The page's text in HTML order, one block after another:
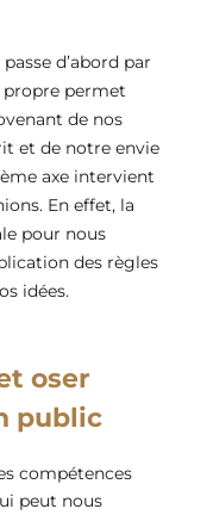
d’abord par
permet
de nos
et de notre envie
axe intervient
En effet, la
pour nous
des règles
idées.
oser
public
compétences
peut nous